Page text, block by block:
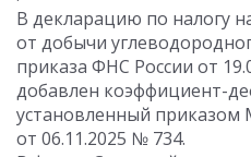
В декларацию по налогу
от добычи
приказа ФНС России от
добавлен коэффициент-
установленный приказом
от 06.11.2025 № 734.